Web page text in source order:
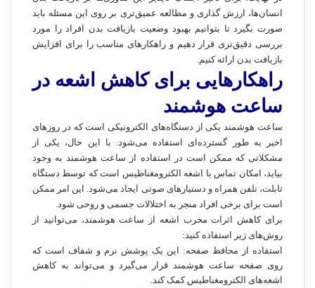
انسان‌ها، ارزش گذاری و مطالعه عمیق‌تری بر روی این مسئله باید
صورت بگیرد تا بتوانیم بهبود وضعیت بازیافت بدن افراد را مورد
بررسی دقیق‌تری قرار دهیم و راهکار‌های مناسب را برای افزایش
بازیافت بدن ارائه کنیم.
راهکارهایی برای کاهش اشعه در
ساعت هوشمند
ساعت هوشمند یکی از دستگاه‌های الکترونیکی است که در روزهای
اخیر به طور گسترده‌ای استفاده می‌شود. با این حال، یکی از
مشکلاتی که ممکن است در استفاده از ساعت هوشمند به وجود
بیاید، امکان تماس با اشعه الکترومغناطیس است که توسط دستگاه
تابلت، تلفن همراه و دستیارهای صوتی ایجاد می‌شود. این امر ممکن
است برای برخی افراد منجر به اختلالات جسمی و روحی شود.
برای کاهش اثرات مخرب اشعه از ساعت هوشمند، می‌توانید از
روش‌های زیر استفاده کنید:
استفاده از محافظ صفحه: این یک پوشش نرم و شفاف است که
روی صفحه ساعت هوشمند قرار می‌گیرد و می‌تواند به کاهش
اشعه‌های الکترومغناطیس کمک کند.